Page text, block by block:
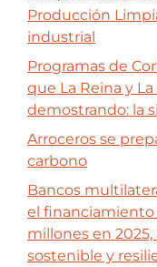
Producción
industrial
Programas de
que La Reina y
demostrando: la
Arroceros se
carbono
Bancos
el financiamiento
millones en
sostenible y